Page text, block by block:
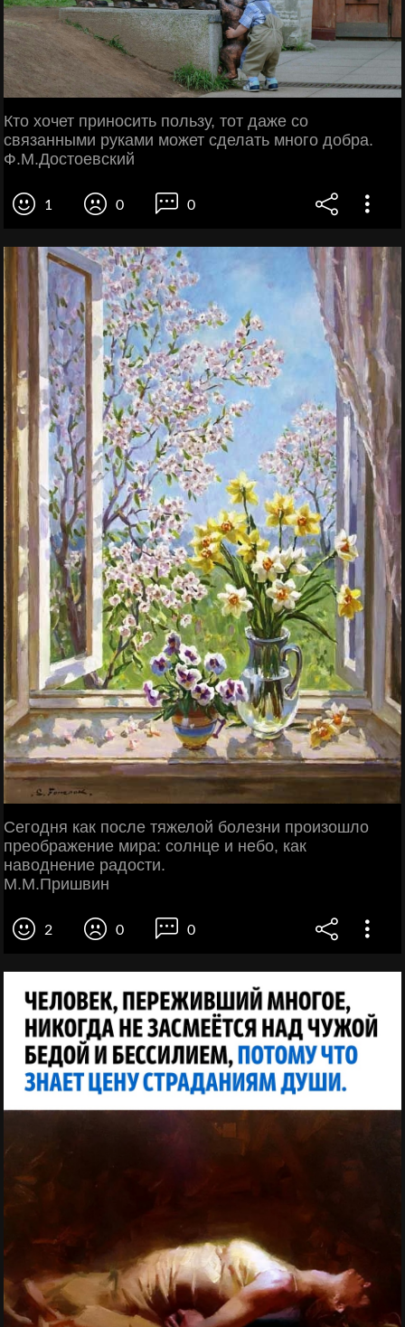
Кто хочет приносить пользу, тот даже со
связанными руками может сделать много добра.
Ф.М.Достоевский
1 0 0
Сегодня как после тяжелой болезни произошло
преображение мира: солнце и небо, как
наводнение радости.
М.М.Пришвин
2 0 0